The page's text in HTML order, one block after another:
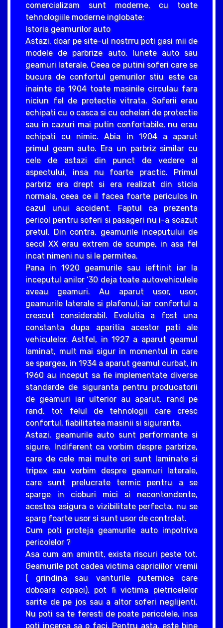
comercializam sunt moderne, cu toate
tehnologiile moderne inglobate;
Istoria geamurilor auto
Astazi, doar pe site-ul nostrru poti gasi mii de
modele de parbrize auto, lunete auto sau
geamuri laterale. Ceea ce putini soferi care se
bucura de confortul gemurilor stiu este ca
inainte de 1904 toate masinile circulau fara
niciun fel de protectie vitrata. Soferii erau
echipati cu o casca si cu ochelari de protectie
sau in cazuri mai putin confortabile, nu erau
echipati cu nimic. Abia in 1904 a aparut
primul geam auto. Era un parbriz similar cu
cele de astazi din punct de vedere al
aspectului, insa nu foarte practic. Primul
parbriz era drept si era realizat din sticla
normala, ceea ce il facea foarte periculos in
cazul unui accident. Faptul ca prezenta
pericol pentru soferi si pasageri nu i-a scazut
pretul. Din contra, geamurile inceputului de
secol XX erau extrem de scumpe, in asa fel
incat nimeni nu si le permitea.
Pana in 1920 geamurile sau ieftinit iar la
inceputul anilor ‘30 deja toate autovehiculele
aveau geamuri. Au aparut usor, usor,
geamurile laterale si plafonul, iar confortul a
crescut considerabil. Evolutia a fost una
constanta dupa aparitia acestor pati ale
vehiculelor. Astfel, in 1927 a aparut geamul
laminat, mult mai sigur in momentul in care
se spargea, in 1934 a aparut geamul curbat, in
1960 au inceput sa fie implementate diverse
standarde de siguranta pentru producatorii
de geamuri iar ulterior au aparut, rand pe
rand, tot felul de tehnologii care cresc
confortul, fiabilitatea masinii si siguranta.
Astazi, geamurile auto sunt performante si
sigure. Indiferent ca vorbim despre parbrize,
care de cele mai multe ori sunt laminate si
tripex sau vorbim despre geamuri laterale,
care sunt prelucrate termic pentru a se
sparge in cioburi mici si necontondente,
acestea asigura o vizibilitate perfecta, nu se
sparg foarte usor si sunt usor de controlat.
Cum poti proteja geamurile auto impotriva
pericolelor ?
Asa cum am amintit, exista riscuri peste tot.
Geamurile pot cadea victima capriciilor vremii
( grindina sau vanturile puternice care
doboara copaci), pot fi victima pietricelelor
sarite de pe jos sau a altor soferi neglijenti.
Nu poti sa te feresti de poate pericolele, insa
poti incerca sa o faci. Pentru asta, este bine